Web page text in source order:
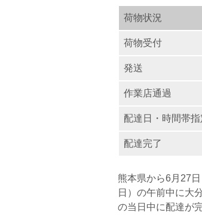
荷物状況
荷物受付
発送
作業店通過
配達日・時間帯指
配達完了
熊本県から6月27
日）の午前中に大
の当日中に配達が